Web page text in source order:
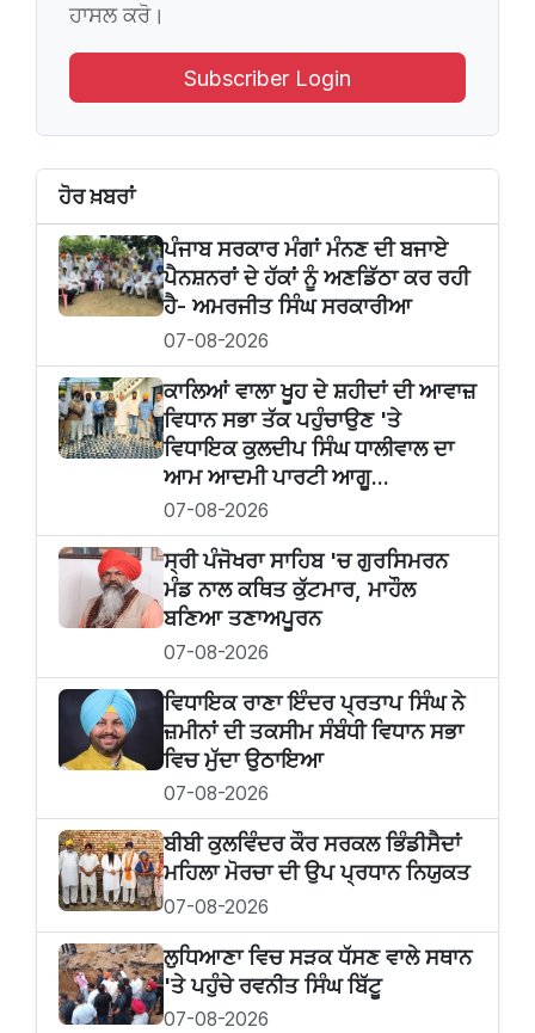
ਹਾਸਲ ਕਰੋ।
Subscriber Login
ਹੋਰ ਖ਼ਬਰਾਂ
ਪੰਜਾਬ ਸਰਕਾਰ ਮੰਗਾਂ ਮੰਨਣ ਦੀ ਬਜਾਏ
ਪੈਨਸ਼ਨਰਾਂ ਦੇ ਹੱਕਾਂ ਨੂੰ ਅਣਡਿੱਠਾ ਕਰ ਰਹੀ
ਹੈ- ਅਮਰਜੀਤ ਸਿੰਘ ਸਰਕਾਰੀਆ
07-08-2026
ਕਾਲਿਆਂ ਵਾਲਾ ਖੂਹ ਦੇ ਸ਼ਹੀਦਾਂ ਦੀ ਆਵਾਜ਼
ਵਿਧਾਨ ਸਭਾ ਤੱਕ ਪਹੁੰਚਾਉਣ 'ਤੇ
ਵਿਧਾਇਕ ਕੁਲਦੀਪ ਸਿੰਘ ਧਾਲੀਵਾਲ ਦਾ
ਆਮ ਆਦਮੀ ਪਾਰਟੀ ਆਗੂ...
07-08-2026
ਸ੍ਰੀ ਪੰਜੋਖਰਾ ਸਾਹਿਬ 'ਚ ਗੁਰਸਿਮਰਨ
ਮੰਡ ਨਾਲ ਕਥਿਤ ਕੁੱਟਮਾਰ, ਮਾਹੌਲ
ਬਣਿਆ ਤਣਾਅਪੂਰਨ
07-08-2026
ਵਿਧਾਇਕ ਰਾਣਾ ਇੰਦਰ ਪ੍ਰਤਾਪ ਸਿੰਘ ਨੇ
ਜ਼ਮੀਨਾਂ ਦੀ ਤਕਸੀਮ ਸੰਬੰਧੀ ਵਿਧਾਨ ਸਭਾ
ਵਿਚ ਮੁੱਦਾ ਉਠਾਇਆ
07-08-2026
ਬੀਬੀ ਕੁਲਵਿੰਦਰ ਕੌਰ ਸਰਕਲ ਭਿੰਡੀਸੈਦਾਂ
ਮਹਿਲਾ ਮੋਰਚਾ ਦੀ ਉਪ ਪ੍ਰਧਾਨ ਨਿਯੁਕਤ
07-08-2026
ਲੁਧਿਆਣਾ ਵਿਚ ਸੜਕ ਧੱਸਣ ਵਾਲੇ ਸਥਾਨ
'ਤੇ ਪਹੁੰਚੇ ਰਵਨੀਤ ਸਿੰਘ ਬਿੱਟੂ
07-08-2026